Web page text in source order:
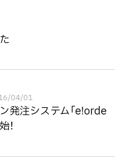
04/01
発注システム「e!orde
！